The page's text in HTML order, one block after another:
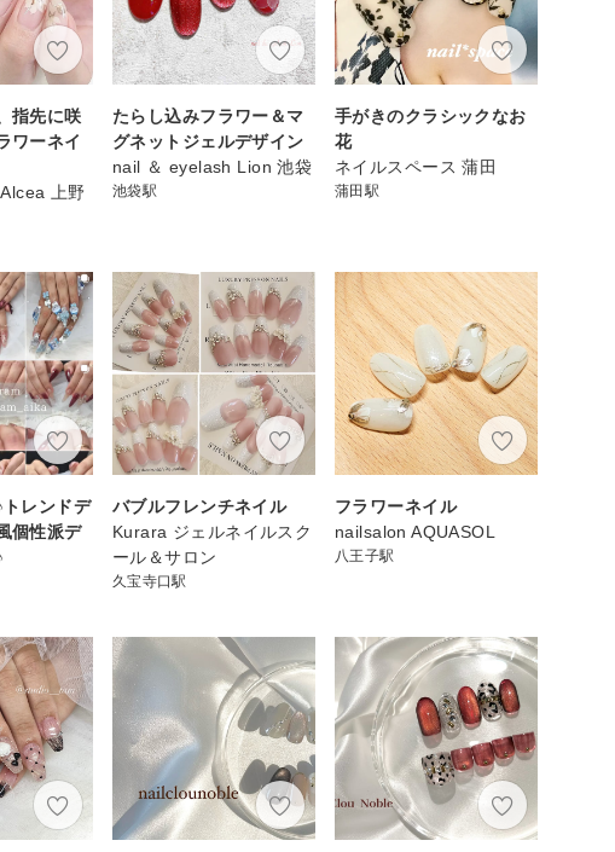
指先に咲
ワーネイ
上野
たらし込みフラワー＆マ
グネットジェルデザイン
nail ＆ eyelash Lion 池袋
池袋駅
手がきのクラシックなお
花
ネイルスペース 蒲田
蒲田駅
トレンドデ
個性派デ
バブルフレンチネイル
Kurara ジェルネイルスク
ール＆サロン
久宝寺口駅
フラワーネイル
nailsalon AQUASOL
八王子駅